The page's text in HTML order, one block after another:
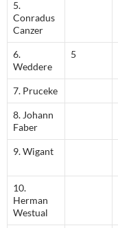
5.
Conradus
Canzer
6.
Weddere
5
7. Pruceke
8. Johann
Faber
9. Wigant
10.
Herman
Westual